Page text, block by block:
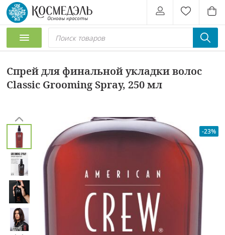
Спрей для финальной укладки волос
Classic Grooming Spray, 250 мл
-23%